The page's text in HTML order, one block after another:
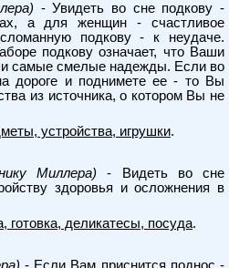
- Увидеть во сне подкову -
а для женщин - счастливое
подкову - к неудаче.
подкову означает, что Ваши
самые смелые надежды. Если во
дороге и поднимете ее - то Вы
из источника, о котором Вы не
устройства, игрушки.
Миллера) - Видеть во сне
здоровья и осложнения в
готовка, деликатесы, посуда.